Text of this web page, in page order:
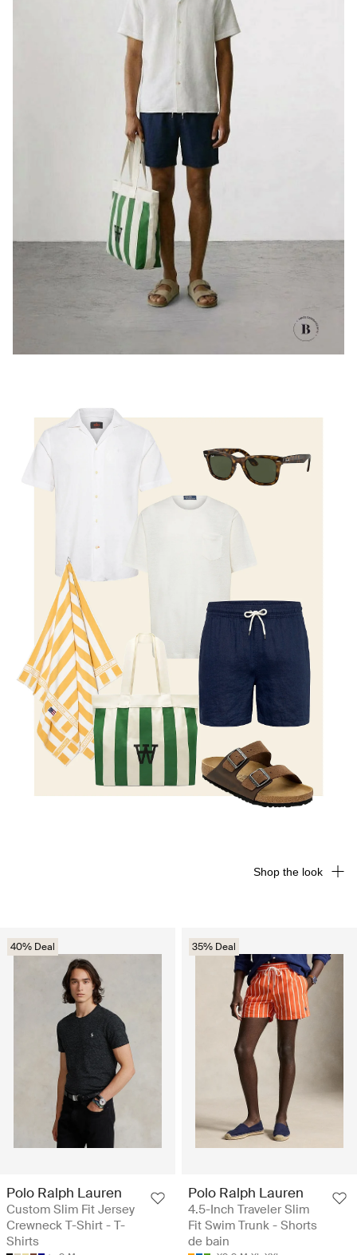
40% Deal
Polo Ralph Lauren
Custom Slim Fit Jersey
Crewneck T-Shirt - T-
Shirts
35% Deal
Polo Ralph Lauren
4.5-Inch Traveler Slim
Fit Swim Trunk - Shorts
de bain
Shop the look